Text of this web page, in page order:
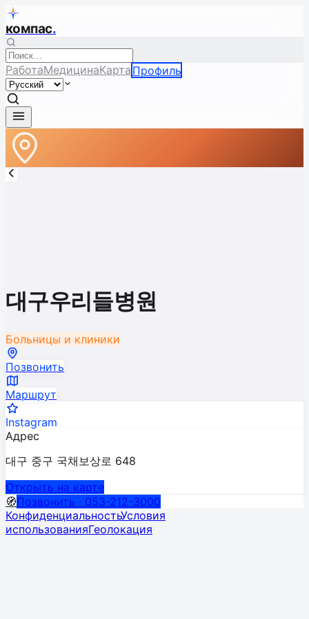
компас.
РаботаМедицинаКарта Профиль
대구우리들병원
Больницы и клиники
Позвонить
Маршрут
Instagram
Адрес
대구 중구 국채보상로 648
Открыть на карте
🧭Позвонить · 053-212-3000
КонфиденциальностьУсловия
использованияГеолокация